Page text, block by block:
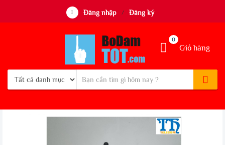
Đăng nhập / Đăng ký
Giỏ hàng
0